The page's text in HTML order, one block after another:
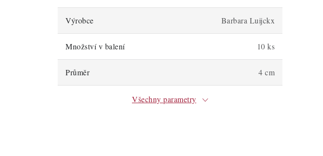
Výrobce Barbara Luijckx
Množství v balení 10 ks
Průměr 4 cm
Všechny parametry